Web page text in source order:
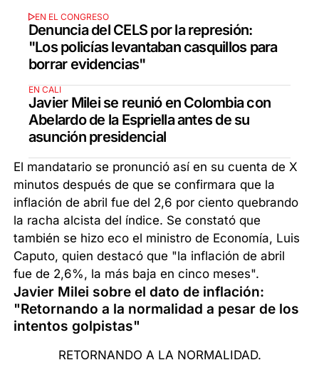
EN EL CONGRESO
Denuncia del CELS por la represión:
"Los policías levantaban casquillos para
borrar evidencias"
EN CALI
Javier Milei se reunió en Colombia con
Abelardo de la Espriella antes de su
asunción presidencial
El mandatario se pronunció así en su cuenta de X
minutos después de que se confirmara que la
inflación de abril fue del 2,6 por ciento quebrando
la racha alcista del índice. Se constató que
también se hizo eco el ministro de Economía, Luis
Caputo, quien destacó que "la inflación de abril
fue de 2,6%, la más baja en cinco meses".
Javier Milei sobre el dato de inflación:
"Retornando a la normalidad a pesar de los
intentos golpistas"
RETORNANDO A LA NORMALIDAD.